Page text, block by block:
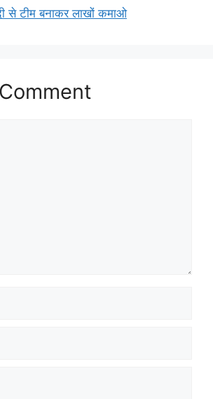
से टीम बनाकर लाखों कमाओ